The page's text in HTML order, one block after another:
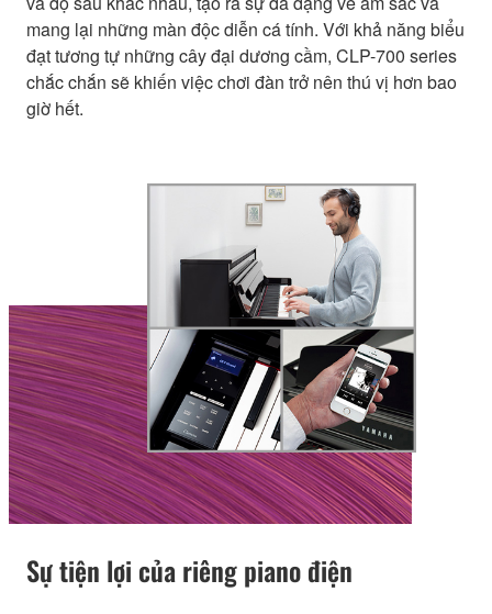
mang lại những màn độc diễn cá tính. Với khả năng biểu
đạt tương tự những cây đại dương cầm, CLP-700 series
chắc chắn sẽ khiến việc chơi đàn trở nên thú vị hơn bao
giờ hết.
Sự tiện lợi của riêng piano điện